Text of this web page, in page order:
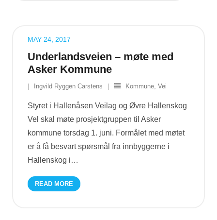
Underlandsveien – møte med
Asker Kommune
MAY 24, 2017
Ingvild Ryggen Carstens Kommune Vei
Styret i Hallenåsen Veilag og Øvre Hallenskog
Vel skal møte prosjektgruppen til Asker
kommune torsdag 1. juni. Formålet med møtet
er å få besvart spørsmål fra innbyggerne i
Hallenskog i…
READ MORE